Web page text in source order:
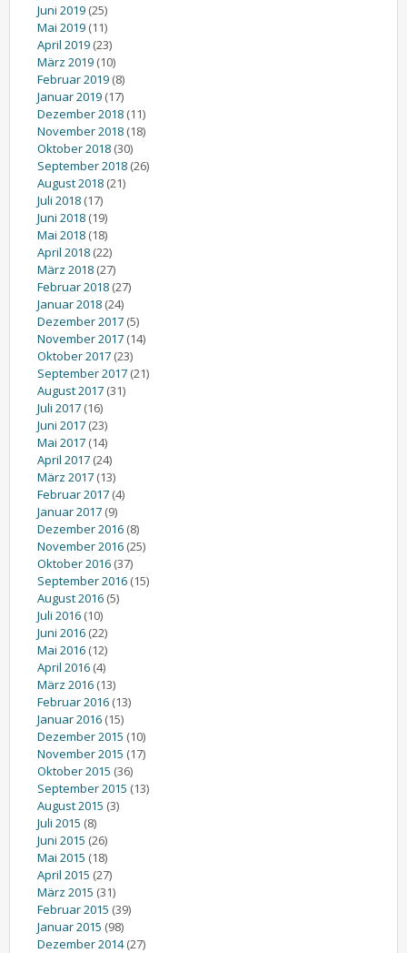
Juni 2019 (25)
Mai 2019 (11)
April 2019 (23)
März 2019 (10)
Februar 2019 (8)
Januar 2019 (17)
Dezember 2018 (11)
November 2018 (18)
Oktober 2018 (30)
September 2018 (26)
August 2018 (21)
Juli 2018 (17)
Juni 2018 (19)
Mai 2018 (18)
April 2018 (22)
März 2018 (27)
Februar 2018 (27)
Januar 2018 (24)
Dezember 2017 (5)
November 2017 (14)
Oktober 2017 (23)
September 2017 (21)
August 2017 (31)
Juli 2017 (16)
Juni 2017 (23)
Mai 2017 (14)
April 2017 (24)
März 2017 (13)
Februar 2017 (4)
Januar 2017 (9)
Dezember 2016 (8)
November 2016 (25)
Oktober 2016 (37)
September 2016 (15)
August 2016 (5)
Juli 2016 (10)
Juni 2016 (22)
Mai 2016 (12)
April 2016 (4)
März 2016 (13)
Februar 2016 (13)
Januar 2016 (15)
Dezember 2015 (10)
November 2015 (17)
Oktober 2015 (36)
September 2015 (13)
August 2015 (3)
Juli 2015 (8)
Juni 2015 (26)
Mai 2015 (18)
April 2015 (27)
März 2015 (31)
Februar 2015 (39)
Januar 2015 (98)
Dezember 2014(27)